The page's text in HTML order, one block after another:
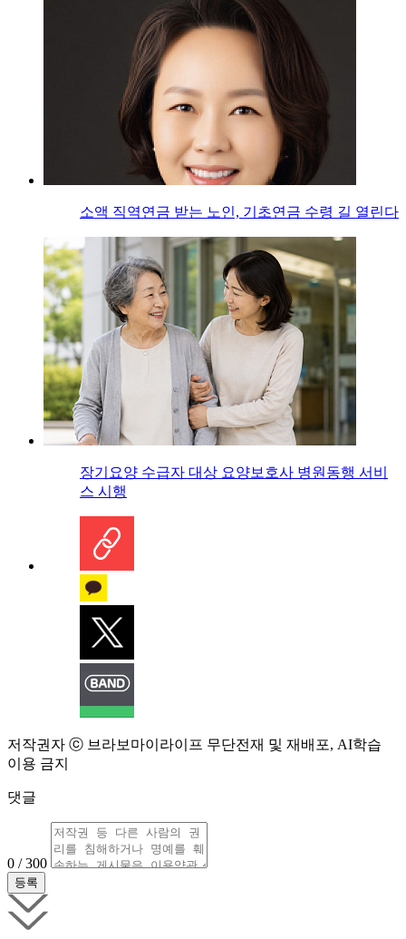
소액 직역연금 받는 노인, 기초연금 수령 길 열린다
장기요양 수급자 대상 요양보호사 병원동행 서비
스 시행
저작권자 ⓒ 브라보마이라이프 무단전재 및 재배포, AI학습
이용 금지
댓글
0 / 300